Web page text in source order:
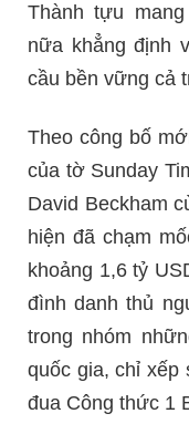
Thành tựu
nữa khẳng định
cầu bền vững cả
Theo công bố
của tờ Sunday
David Beckham
hiện đã chạm
khoảng 1,6 tỷ
đình danh thủ
trong nhóm
quốc gia, chỉ xếp
đua Công thức 1